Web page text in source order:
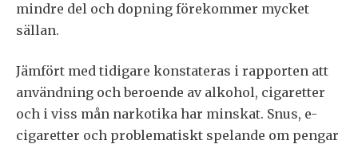
mindre del och dopning förekommer mycket
sällan.
Jämfört med tidigare konstateras i rapporten att
användning och beroende av alkohol, cigaretter
och i viss mån narkotika har minskat. Snus, e-
cigaretter och problematiskt spelande om pengar